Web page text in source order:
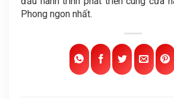
Phong ngon nhất.